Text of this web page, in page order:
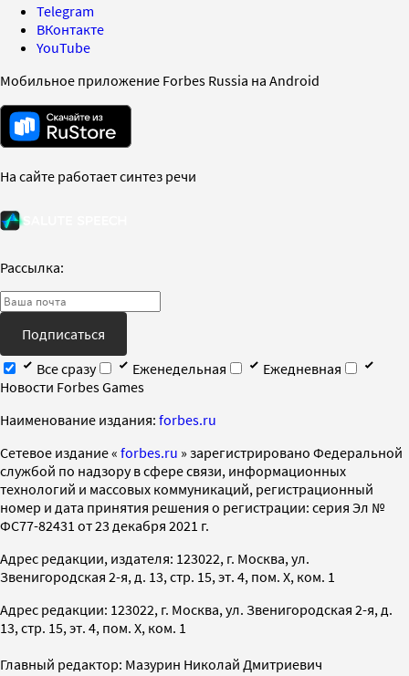
Telegram
ВКонтакте
YouTube
Мобильное приложение Forbes Russia на Android
На сайте работает синтез речи
Рассылка:
Подписаться
Все сразу
Еженедельная
Ежедневная
Новости Forbes Games
Наименование издания: forbes.ru
Cетевое издание « forbes.ru » зарегистрировано Федеральной
службой по надзору в сфере связи, информационных
технологий и массовых коммуникаций, регистрационный
номер и дата принятия решения о регистрации: серия Эл №
ФС77-82431 от 23 декабря 2021 г.
Адрес редакции, издателя: 123022, г. Москва, ул.
Звенигородская 2-я, д. 13, стр. 15, эт. 4, пом. X, ком. 1
Адрес редакции: 123022, г. Москва, ул. Звенигородская 2-я, д.
13, стр. 15, эт. 4, пом. X, ком. 1
Главный редактор: Мазурин Николай Дмитриевич